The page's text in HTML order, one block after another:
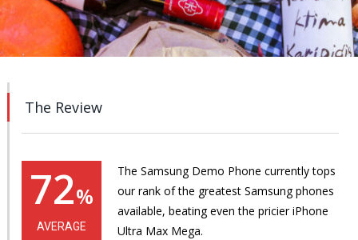
The Review
72%
AVERAGE
The Samsung Demo Phone currently tops
our rank of the greatest Samsung phones
available, beating even the pricier iPhone
Ultra Max Mega.